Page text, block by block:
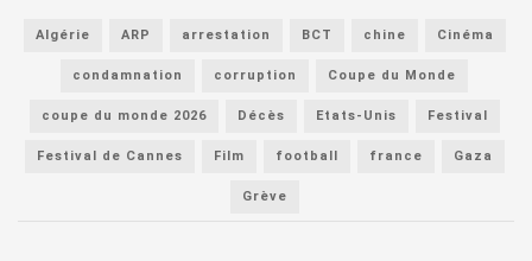
Algérie ARP arrestation BCT chine Cinéma
condamnation corruption Coupe du Monde
coupe du monde 2026 Décès Etats-Unis Festival
Festival de Cannes Film football france Gaza
Grève